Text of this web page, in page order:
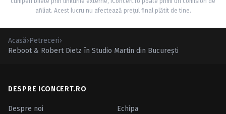
afiliat. Acest lucru nu afectează prețul final plătit de tine.
Acasă›Petreceri›
Reboot & Robert Dietz în Studio Martin din Bucureşti
DESPRE ICONCERT.RO
Despre noi
Echipa